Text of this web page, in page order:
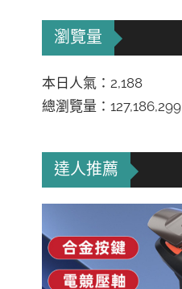
瀏覽量
本日人氣：2,188
總瀏覽量：127,186,299
達人推薦